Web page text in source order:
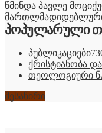
წმინდა პავლე
მართლმადიდებლური
პოპულარული
პუბლიკაციები
ქრისტიანობა
თეოლოგიური
შესაწირი